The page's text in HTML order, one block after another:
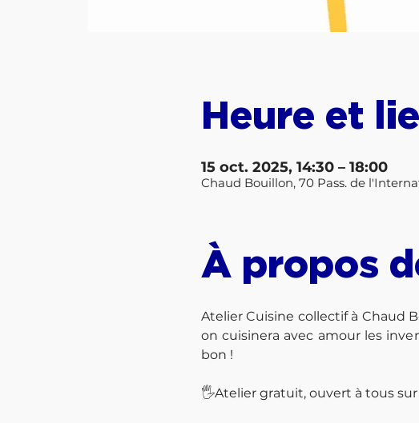
Heure et
15 oct. 2025, 14:30 – 18:00
Chaud Bouillon, 70 Pass. de
À propos
Atelier Cuisine collectif à Chaud
on cuisinera avec amour les
bon !
🖐️Atelier gratuit, ouvert à tous